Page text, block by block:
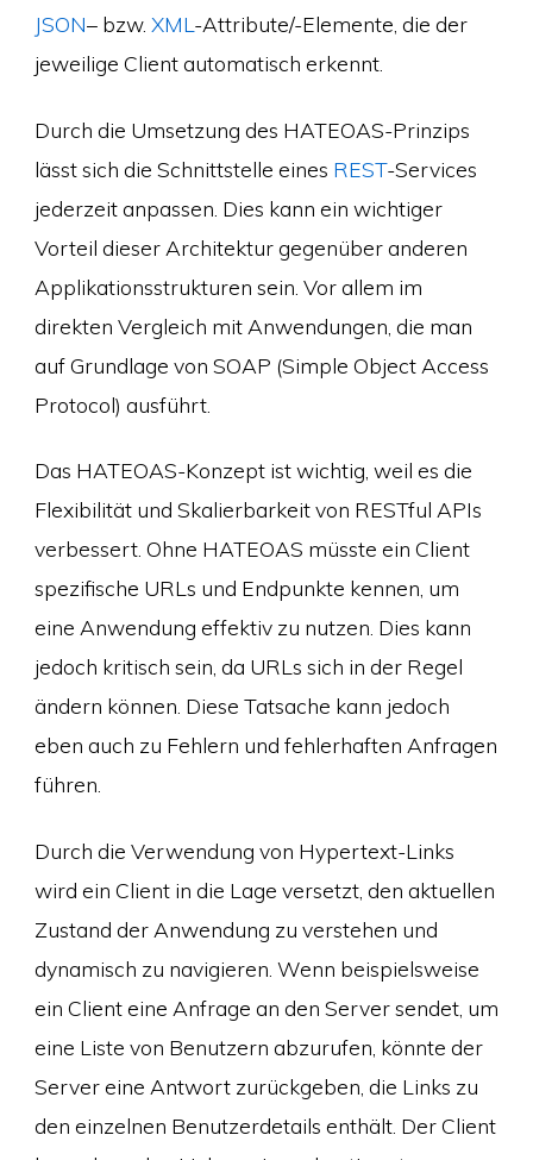
JSON– bzw. XML -Attribute/-Elemente, die der
jeweilige Client automatisch erkennt.
Durch die Umsetzung des HATEOAS-Prinzips
lässt sich die Schnittstelle eines REST-Services
jederzeit anpassen. Dies kann ein wichtiger
Vorteil dieser Architektur gegenüber anderen
Applikationsstrukturen sein. Vor allem im
direkten Vergleich mit Anwendungen, die man
auf Grundlage von SOAP (Simple Object Access
Protocol) ausführt.
Das HATEOAS-Konzept ist wichtig, weil es die
Flexibilität und Skalierbarkeit von RESTful APIs
verbessert. Ohne HATEOAS müsste ein Client
spezifische URLs und Endpunkte kennen, um
eine Anwendung effektiv zu nutzen. Dies kann
jedoch kritisch sein, da URLs sich in der Regel
ändern können. Diese Tatsache kann jedoch
eben auch zu Fehlern und fehlerhaften Anfragen
führen.
Durch die Verwendung von Hypertext-Links
wird ein Client in die Lage versetzt, den aktuellen
Zustand der Anwendung zu verstehen und
dynamisch zu navigieren. Wenn beispielsweise
ein Client eine Anfrage an den Server sendet, um
eine Liste von Benutzern abzurufen, könnte der
Server eine Antwort zurückgeben, die Links zu
den einzelnen Benutzerdetails enthält. Der Client